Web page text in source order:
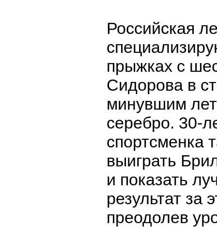
Российская
прыжках с
Сидорова в
минувшим
серебро. 30-
спортсменка
выиграть
и показать
результат за
преодолев